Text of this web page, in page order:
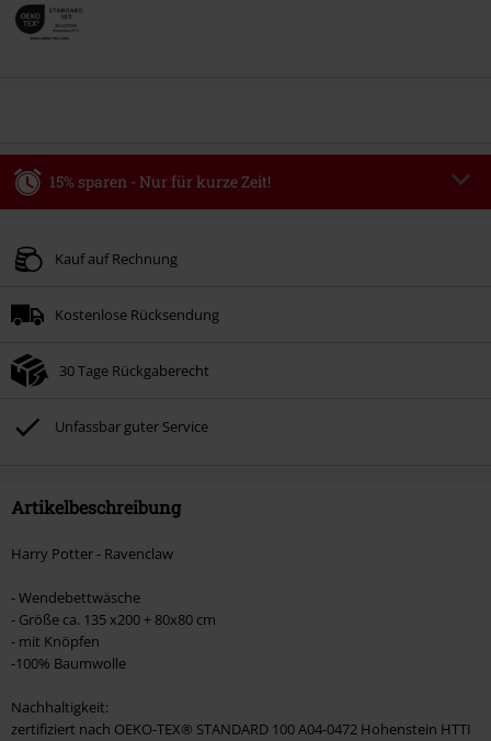
15% sparen - Nur für kurze Zeit!
Gültig bis zum 09.08.2026
Nach Codeeingabe wird dir der Rabatt automatisch am Ende der Bestellung
Nicht mit anderen Aktionscodes kombinierbar. Von der Reduzierung
Böhse Onkelz, Broilers, Die Ärzte, Die Toten Hosen, Metality, Gutscheine &
Artikel, die einen Spendenbeitrag beinhalten.
Kauf auf Rechnung
Kostenlose Rücksendung
30 Tage Rückgaberecht
Unfassbar guter Service
Artikelbeschreibung
Harry Potter - Ravenclaw
- Wendebettwäsche
- Größe ca. 135 x200 + 80x80 cm
- mit Knöpfen
-100% Baumwolle
Nachhaltigkeit:
zertifiziert nach OEKO-TEX® STANDARD 100 A04-0472 Hohenstein HTTI